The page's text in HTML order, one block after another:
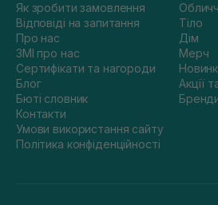
Як зробити замовлення
Відповіді на запитання
Про нас
ЗМІ про нас
Сертифікати та нагороди
Блог
Бюті словник
Контакти
Умови використання сайту
Політика конфіденційності
Тіло
Дім
Мерч
Акції